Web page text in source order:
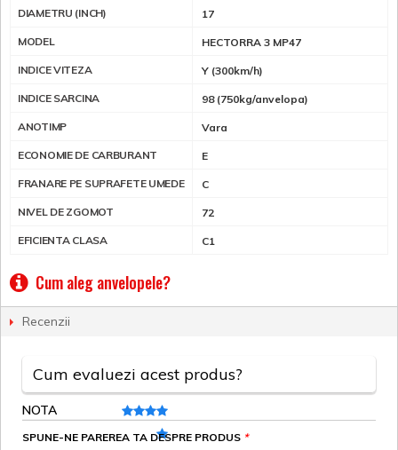
DIAMETRU (INCH) 17
MODEL HECTORRA 3 MP47
INDICE VITEZA Y (300km/h)
INDICE SARCINA 98 (750kg/anvelopa)
ANOTIMP Vara
ECONOMIE DE CARBURANT E
FRANARE PE SUPRAFETE UMEDE C
NIVEL DE ZGOMOT 72
EFICIENTA CLASA C1
Cum aleg anvelopele?
Recenzii
Cum evaluezi acest produs?
NOTA
*
SPUNE-NE PAREREA TA DESPRE PRODUS